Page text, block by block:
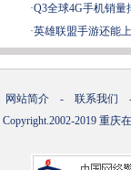
·Q3全球4G手机销量
·英雄联盟手游还能
网站简介 - 联系我们
Copyright.2002-2019 重庆